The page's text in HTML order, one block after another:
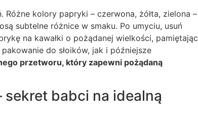
kolory papryki – czerwona, żółta, zielona –
subtelne różnice w smaku. Po umyciu, usuń
na kawałki o pożądanej wielkości, pamiętając
do słoików, jak i późniejsze
przetworu, który zapewni pożądaną
sekret babci na idealną